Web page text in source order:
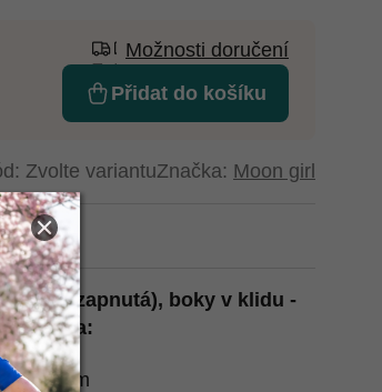
Možnosti doručení
Přidat do košíku
(zapnutá), boky v klidu -
délka:
53 cm
Značka: Moon girl
Zvolte variantu